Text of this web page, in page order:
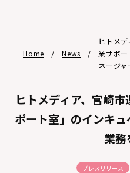
Home News
ヒトメ
業サポ
ネージ
ヒトメディア、宮崎
ポート室」のインキ
業務
プレスリリース